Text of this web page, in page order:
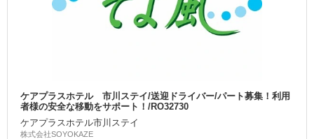
ケアプラスホテル 市川ステイ/送迎ドライバー/パート募集！利用
者様の安全な移動をサポート！/RO32730
ケアプラスホテル市川ステイ
株式会社SOYOKAZE